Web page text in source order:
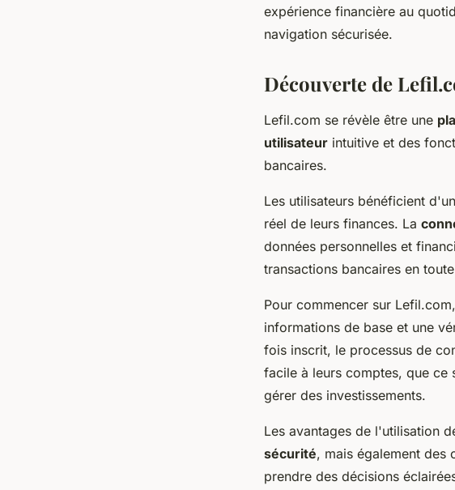
expérience financière au
navigation sécurisée.
Découverte de
Lefil.com se révèle être une
utilisateur intuitive et des
bancaires.
Les utilisateurs bénéficient
réel de leurs finances. La
données personnelles et
transactions bancaires en
Pour commencer sur
informations de base et une
fois inscrit, le processus de
facile à leurs comptes, que ce
gérer des investissements.
Les avantages de l'utilisation
sécurité, mais également des
prendre des décisions